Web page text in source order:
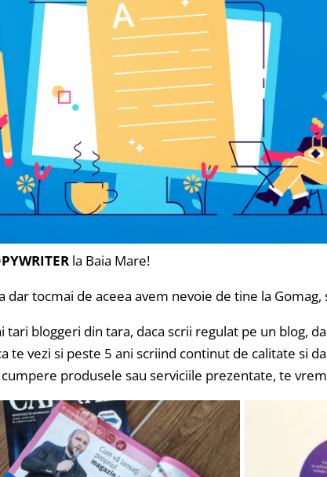
la Baia Mare!
tocmai de aceea avem nevoie de tine la
tari bloggeri din tara, daca scrii regulat pe un blog,
te vezi si peste 5 ani scriind continut de calitate si
produsele sau serviciile prezentate, te